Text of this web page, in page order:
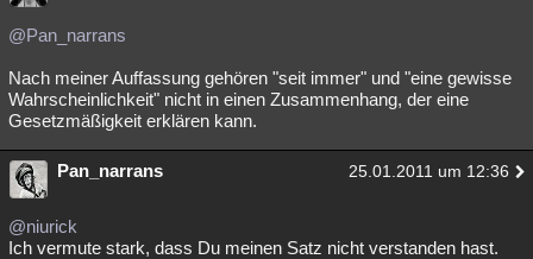
@Pan_narrans
Nach meiner Auffassung gehören "seit immer" und "eine gewisse
Wahrscheinlichkeit" nicht in einen Zusammenhang, der eine
Gesetzmäßigkeit erklären kann.
Pan_narrans 25.01.2011 um 12:36
@niurick
Ich vermute stark, dass Du meinen Satz nicht verstanden hast.